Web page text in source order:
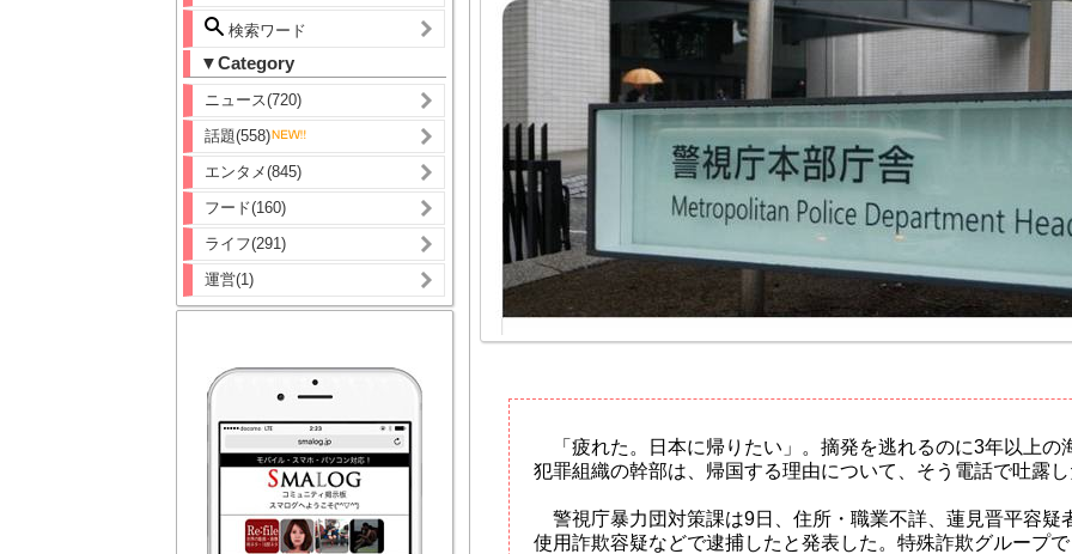
検索ワード
▼Category
ニュース(720)
話題(558)
エンタメ(845)
フード(160)
ライフ(291)
運営(1)
「疲れた。日本に帰りたい」。摘発を逃れるのに3年以上の
犯罪組織の幹部は、帰国する理由について、そう電話で吐露
警視庁暴力団対策課は9日、住所・職業不詳、蓮見晋平容疑
使用詐欺容疑などで逮捕したと発表した。特殊詐欺グループ